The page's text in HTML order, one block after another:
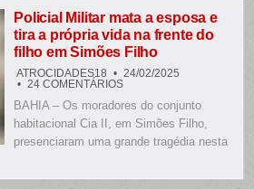
NA
BAHIA
Policial Militar mata a esposa e
tira a própria vida na frente do
filho em Simões Filho
ATROCIDADES18
24/02/2025
24 COMENTÁRIOSEM
MILITAR
MATA
A
ESPOSA
E
PRÓPRIA
BAHIA – Os moradores do conjunto
habitacional Cia II, em Simões Filho,
presenciaram uma grande tragédia nesta